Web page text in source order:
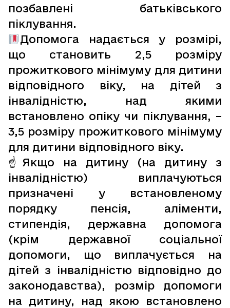
позбавлені батьківського
піклування.
Допомога надається у розмірі,
що становить 2,5 розміру
прожиткового мінімуму для дитини
відповідного віку, на дітей з
інвалідністю, над якими
встановлено опіку чи піклування, –
3,5 розміру прожиткового мінімуму
для дитини відповідного віку.
☝️Якщо на дитину (на дитину з
інвалідністю) виплачуються
призначені у встановленому
порядку пенсія, аліменти,
стипендія, державна допомога
(крім державної соціальної
допомоги, що виплачується на
дітей з інвалідністю відповідно до
законодавства), розмір допомоги
на дитину, над якою встановлено